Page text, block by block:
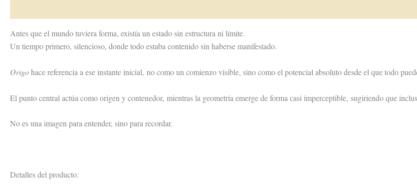
Antes que el mundo tuviera forma, existía un estado sin estructura ni límite.
Un tiempo primero, silencioso, donde todo estaba contenido sin haberse manifestado.
Origohace referencia a ese instante inicial, no como un comienzo visible, sino como el potencial absoluto desde el que todo
El punto central actúa como origen y contenedor, mientras la geometría emerge de forma casi imperceptible, sugiriendo que
No es una imagen para entender, sino para recordar.
Detalles del producto: